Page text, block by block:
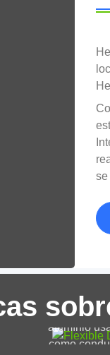
se
Folha de
de
diversas
sistemas
alumínio
como
1000 Tira